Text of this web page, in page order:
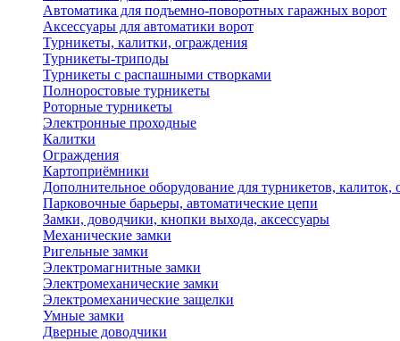
Автоматика для подъемно-поворотных гаражных ворот
Аксессуары для автоматики ворот
Турникеты, калитки, ограждения
Турникеты-триподы
Турникеты с распашными створками
Полноростовые турникеты
Роторные турникеты
Электронные проходные
Калитки
Ограждения
Картоприёмники
Дополнительное оборудование для турникетов, калиток,
Парковочные барьеры, автоматические цепи
Замки, доводчики, кнопки выхода, аксессуары
Механические замки
Ригельные замки
Электромагнитные замки
Электромеханические замки
Электромеханические защелки
Умные замки
Дверные доводчики